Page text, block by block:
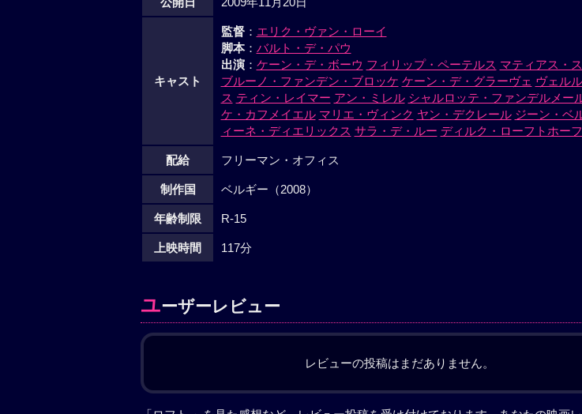
キャスト
監督： エリク・ヴァン・ローイ
脚本： バルト・デ・パウ
出演： ケーン・デ・ボーウ フィリップ・ペーテルス マティアス・
ブルーノ・ファンデン・ブロッケ ケーン・デ・グラーヴェ ヴェル
ス ティン・レイマー アン・ミレル シャルロッテ・ファンデルメー
ケ・カフメイエル マリエ・ヴィンク ヤン・デクレール ジーン・ベ
ィーネ・ディエリックス サラ・デ・ルー ディルク・ローフトホー
配給 フリーマン・オフィス
制作国 ベルギー（2008）
年齢制限 R-15
上映時間 117分
ユーザーレビュー
レビューの投稿はまだありません。